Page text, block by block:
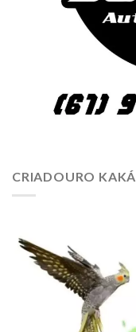
CRIADOURO KAKÁ